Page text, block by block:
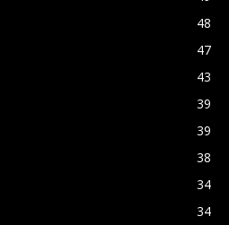
48
47
43
39
39
38
34
34